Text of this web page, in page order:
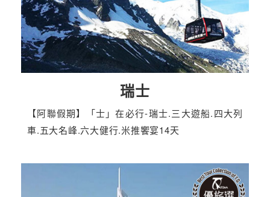
瑞士
【阿聯假期】「士」在必行-瑞士.三大遊船.四大列
車.五大名峰.六大健行.米推饗宴14天